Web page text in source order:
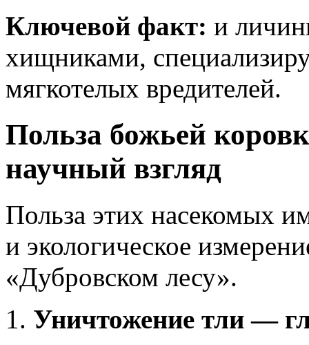
Ключевой факт: и
хищниками,
мягкотелых вредителей.
Польза божьей
научный взгляд
Польза этих насекомых
и экологическое
«Дубровском лесу».
Уничтожение тли —